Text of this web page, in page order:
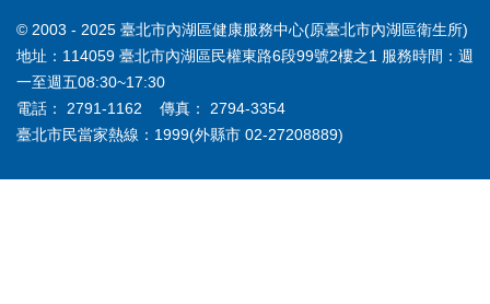
© 2003 - 2025 臺北市內湖區健康服務中心(原臺北市內湖區衛生所)
地址：114059 臺北市內湖區民權東路6段99號2樓之1 服務時間：週
一至週五08:30~17:30
電話： 2791-1162 傳真： 2794-3354
臺北市民當家熱線：1999(外縣市 02-27208889)